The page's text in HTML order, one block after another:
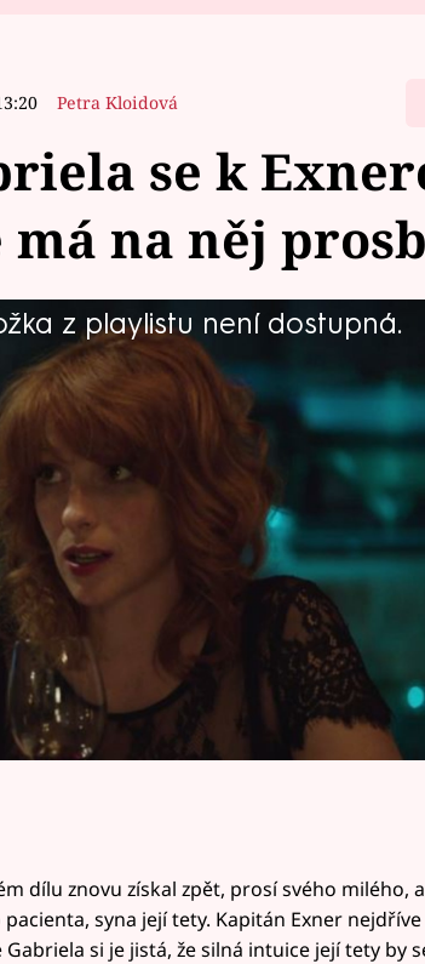
Petra Kloidová
se k
na něj
z playlistu není dostupná.
Gabriely na jejího milého.
také by se měl činit, aby si svou
se na podivný případ její tety zaměřit.
z nedělního Exnera už teď.
dílu znovu získal zpět, prosí svého milého,
syna její tety. Kapitán Exner nejdříve
si je jistá, že silná intuice její tety by